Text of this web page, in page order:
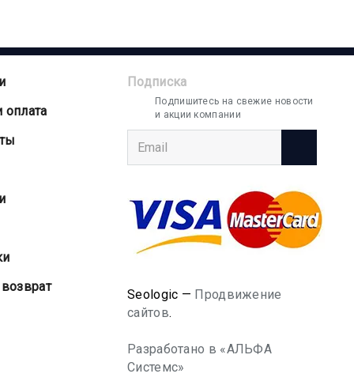
Подписка
Подпишитесь на свежие новости
и акции компании
Seologic — Продвижение
сайтов.
Разработано в «АЛЬФА
Системс»
оплата